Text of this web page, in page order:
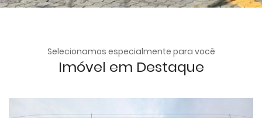
Selecionamos especialmente para você
Imóvel em Destaque